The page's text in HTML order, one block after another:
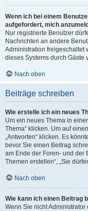
Wenn ich bei einem
aufgefordert, mich
Nur registrierte Benutzer
Nachrichten an andere
Administration freigeschaltet
dieses Systems durch Gäste
Nach oben
Beiträge schreiben
Wie erstelle ich ein neues
Um ein neues Thema in
Thema“ klicken. Um auf
„Antworten“ klicken. Es
bevor Sie einen Beitrag
am Ende der Foren- und der
Themen erstellen“, „Sie
Nach oben
Wie kann ich einen Beitrag
Wenn Sie nicht